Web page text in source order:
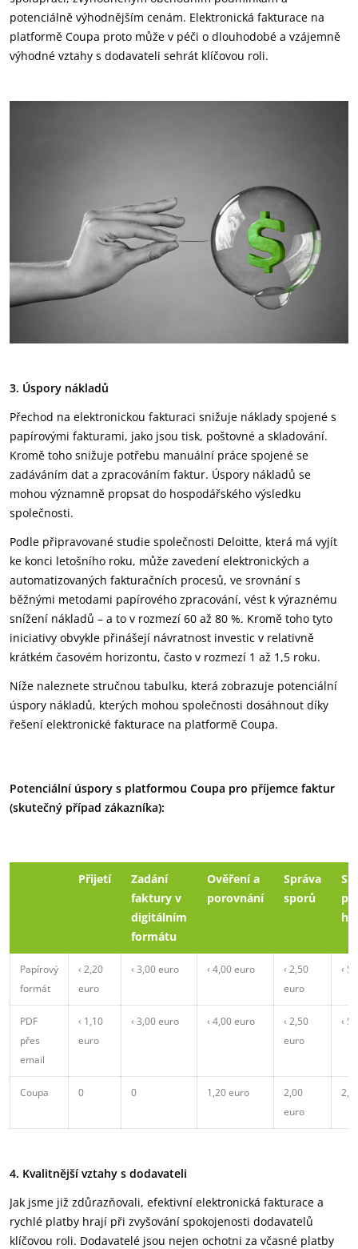
potenciálně výhodnějším cenám. Elektronická fakturace na
platformě Coupa proto může v péči o dlouhodobé a vzájemně
výhodné vztahy s dodavateli sehrát klíčovou roli.
3. Úspory nákladů
Přechod na elektronickou fakturaci snižuje náklady spojené s
papírovými fakturami, jako jsou tisk, poštovné a skladování.
Kromě toho snižuje potřebu manuální práce spojené se
zadáváním dat a zpracováním faktur. Úspory nákladů se
mohou významně propsat do hospodářského výsledku
společnosti.
Podle připravované studie společnosti Deloitte, která má vyjít
ke konci letošního roku, může zavedení elektronických a
automatizovaných fakturačních procesů, ve srovnání s
běžnými metodami papírového zpracování, vést k výraznému
snížení nákladů – a to v rozmezí 60 až 80 %. Kromě toho tyto
iniciativy obvykle přinášejí návratnost investic v relativně
krátkém časovém horizontu, často v rozmezí 1 až 1,5 roku.
Níže naleznete stručnou tabulku, která zobrazuje potenciální
úspory nákladů, kterých mohou společnosti dosáhnout díky
řešení elektronické fakturace na platformě Coupa.
Potenciální úspory s platformou Coupa pro příjemce faktur
(skutečný případ zákazníka):
Přijetí
Zadání
faktury v
digitálním
formátu
Ověření a
porovnání
Správa
sporů
Papírový
formát
‹ 2,20
euro
‹ 3,00 euro ‹ 4,00 euro
‹ 2,50
euro
‹
PDF
přes
email
‹ 1,10
euro
‹ 3,00 euro ‹ 4,00 euro
‹ 2,50
euro
‹
Coupa 0 0 1,20 euro
2,00
euro
4. Kvalitnější vztahy s dodavateli
Jak jsme již zdůrazňovali, efektivní elektronická fakturace a
rychlé platby hrají při zvyšování spokojenosti dodavatelů
klíčovou roli. Dodavatelé jsou nejen ochotni za včasné platby